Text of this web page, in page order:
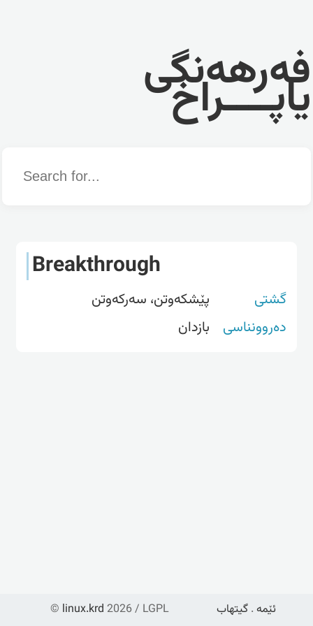
فەرهەنگی
یاپــــراخ
Word
Breakthrough
گشتی
پێشکەوتن، سەرکەوتن
دەروونناسی
بازدان
© linux.krd 2026 / LGPL ئێمە . گیتهاب